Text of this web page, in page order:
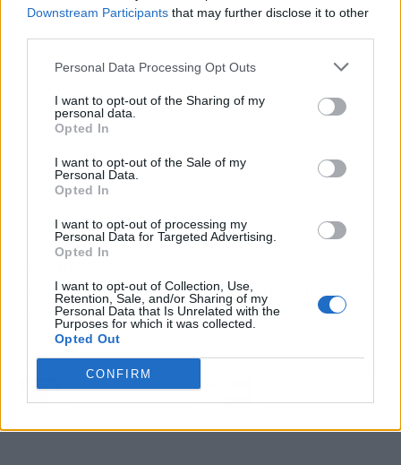
Downstream Participants that may further disclose it to other
Personal Data Processing Opt Outs
I want to opt-out of the Sharing of my
personal data.
Opted In
I want to opt-out of the Sale of my
Personal Data.
Opted In
I want to opt-out of processing my
Personal Data for Targeted Advertising.
Opted In
I want to opt-out of Collection, Use,
Retention, Sale, and/or Sharing of my
Personal Data that Is Unrelated with the
Purposes for which it was collected.
Opted Out
CONFIRM
El mercado laboral con la llegada de la
tecnología ha cambiado por completo. En
de ENEB se pueden suplir las exigencias que
demanda el nuevo escenario de trabajo.
Artículo anterior
Ideas de detalles para el
día del padre de la mano
mamparas de oficina y